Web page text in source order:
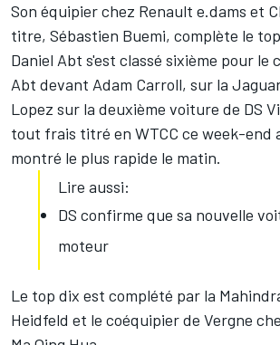
Son équipier chez Renault e.dams et
titre, Sébastien Buemi, complète le
Daniel Abt s'est classé sixième pour le
Abt devant Adam Carroll, sur la
Lopez sur la deuxième voiture de DS
tout frais titré en WTCC ce week-end
montré le plus rapide le matin.
Lire aussi:
DS confirme que sa nouvelle
moteur
Le top dix est complété par la
Heidfeld et le coéquipier de Vergne